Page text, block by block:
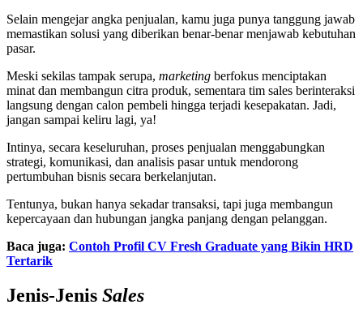
Selain mengejar angka penjualan, kamu juga punya tanggung jawab
memastikan solusi yang diberikan benar-benar menjawab kebutuhan
pasar.
Meski sekilas tampak serupa, marketing berfokus menciptakan
minat dan membangun citra produk, sementara tim sales berinteraksi
langsung dengan calon pembeli hingga terjadi kesepakatan. Jadi,
jangan sampai keliru lagi, ya!
Intinya, secara keseluruhan, proses penjualan menggabungkan
strategi, komunikasi, dan analisis pasar untuk mendorong
pertumbuhan bisnis secara berkelanjutan.
Tentunya, bukan hanya sekadar transaksi, tapi juga membangun
kepercayaan dan hubungan jangka panjang dengan pelanggan.
Baca juga: Contoh Profil CV Fresh Graduate yang Bikin HRD
Tertarik
Jenis-Jenis Sales